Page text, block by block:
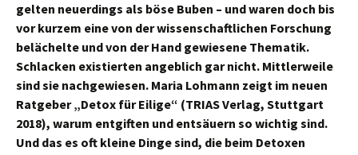
gelten neuerdings als böse Buben – und waren doch bis
vor kurzem eine von der wissenschaftlichen Forschung
belächelte und von der Hand gewiesene Thematik.
Schlacken existierten angeblich gar nicht. Mittlerweile
sind sie nachgewiesen. Maria Lohmann zeigt im neuen
Ratgeber „Detox für Eilige“ (TRIAS Verlag, Stuttgart
2018), warum entgiften und entsäuern so wichtig sind.
Und das es oft kleine Dinge sind, die beim Detoxen